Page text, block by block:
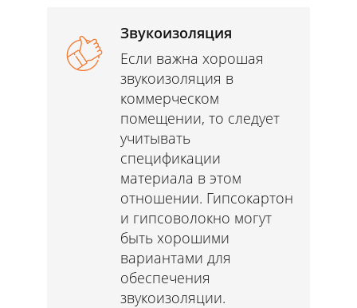
Звукоизоляция
Если важна хорошая
звукоизоляция в
коммерческом
помещении, то следует
учитывать
спецификации
материала в этом
отношении. Гипсокартон
и гипсоволокно могут
быть хорошими
вариантами для
обеспечения
звукоизоляции.